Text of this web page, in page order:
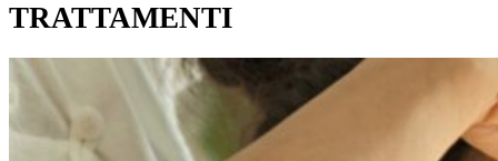
TRATTAMENTI